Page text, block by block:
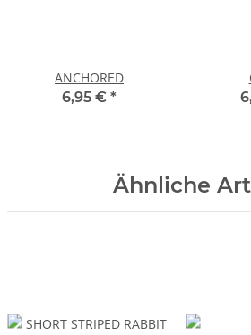
ANCHORED
6,95 € *
Ähnliche